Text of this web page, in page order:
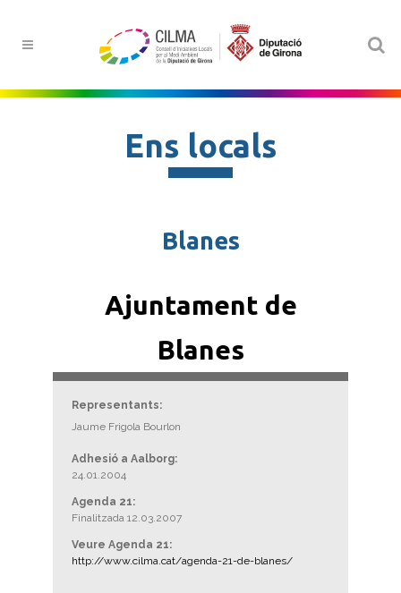
Ens locals
Blanes
Ajuntament de
Blanes
Representants:
Jaume Frigola Bourlon
Adhesió a Aalborg:
24.01.2004
Agenda 21:
Finalitzada 12.03.2007
Veure Agenda 21:
http://www.cilma.cat/agenda-21-de-blanes/